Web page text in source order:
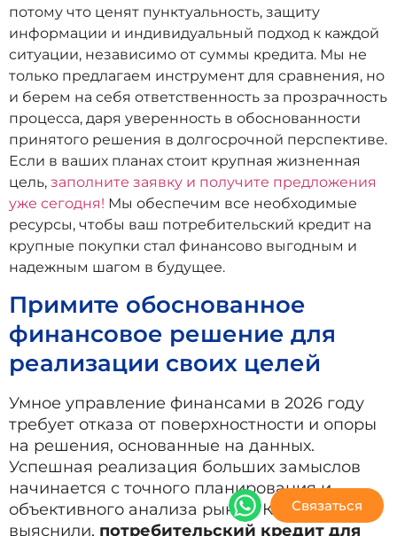
потому что ценят пунктуальность, защиту
информации и индивидуальный подход к каждой
ситуации, независимо от суммы кредита. Мы не
только предлагаем инструмент для сравнения, но
и берем на себя ответственность за прозрачность
процесса, даря уверенность в обоснованности
принятого решения в долгосрочной перспективе.
Если в ваших планах стоит крупная жизненная
цель, заполните заявку и получите предложения
уже сегодня! Мы обеспечим все необходимые
ресурсы, чтобы ваш потребительский кредит на
крупные покупки стал финансово выгодным и
надежным шагом в будущее.
Примите обоснованное
финансовое решение для
реализации своих целей
Умное управление финансами в 2026 году
требует отказа от поверхностности и опоры
на решения, основанные на данных.
Успешная реализация больших замыслов
начинается с точного планирования и
объективного анализа рынка. Как мы
выяснили, потребительский кредит для
Связаться